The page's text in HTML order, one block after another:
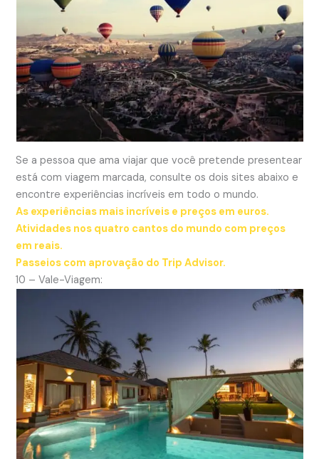
Se a pessoa que ama viajar que você pretende presentear
está com viagem marcada, consulte os dois sites abaixo e
encontre experiências incríveis em todo o mundo.
As experiências mais incríveis e preços em euros.
Atividades nos quatro cantos do mundo com preços
em reais.
Passeios com aprovação do Trip Advisor.
10 – Vale-Viagem: